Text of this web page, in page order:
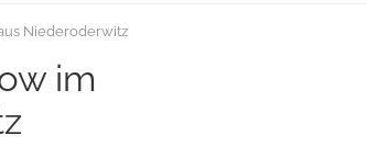
Niederoderwitz
im